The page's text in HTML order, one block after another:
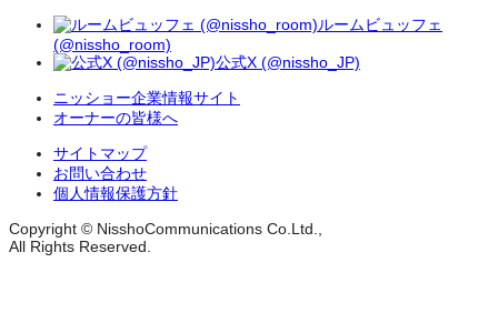
ルームビュッフェ
(@nissho_room)
公式X (@nissho_JP)
ニッショー企業情報サイト
オーナーの皆様へ
サイトマップ
お問い合わせ
個人情報保護方針
Copyright © NisshoCommunications Co.Ltd.,
All Rights Reserved.